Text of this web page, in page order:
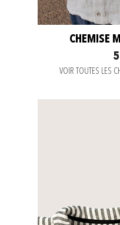
CHEMISE
VOIR TOUTES LES